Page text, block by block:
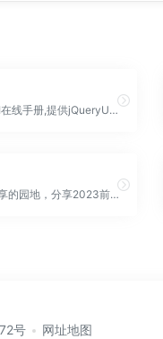
由w3xue提供的jQueryUI在线手册,提供jQueryUI中文手册，包含jQueryUI的特效、交互、方法和方法重载、选择器、主题、小部件等。
嘻嘻IT是一个优秀技术分享的园地，分享2023前沿技术，专注于各种编程语言、优秀工具、网站建设以及技术栈，旨在带动更多的人去分享，去学习，让更多的开发者保持对技术的好奇心和探索的精神。
号 网址地图